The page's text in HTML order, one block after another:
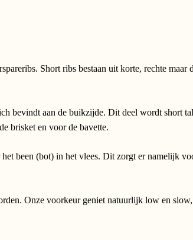
Short ribs bestaan uit korte, rechte
bevindt aan de buikzijde. Dit deel wordt short
brisket en voor de bavette.
been (bot) in het vlees. Dit zorgt er namelijk
Onze voorkeur geniet natuurlijk low en